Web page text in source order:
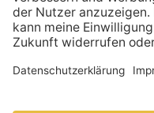
Secteur Financier (CSSF),
zugelassen (B215831).
Markenzeichen von Dock
Mastercard Kreditkarte
Incorporated